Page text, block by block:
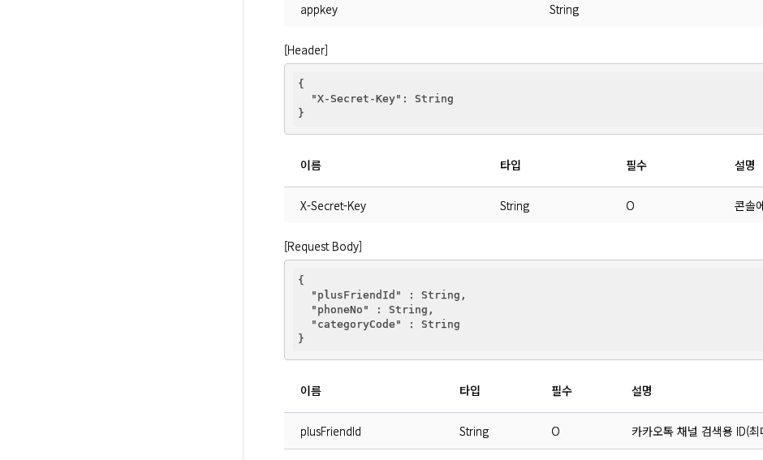
appkey String
[Header]
{
"X-Secret-Key" : String
이름 타입 필수 설명
X-Secret-Key String O 콘솔
[Request Body]
{
"plusFriendId"
: String,
"phoneNo"
: String,
"categoryCode"
: String
이름 타입 필수 설명
plusFriendId String O 카카오톡 채널 검색용 ID(최